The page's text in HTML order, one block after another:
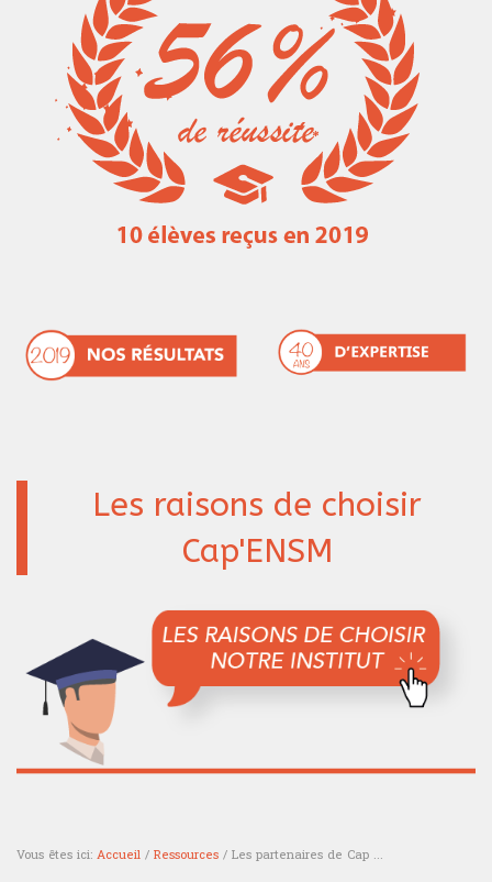
Résultats concours ENSM 2016-2017
Résultat concours ENSM 2017-2018
Liens utiles
Ressources mathématiques
Les raisons de choisir
Cap'ENSM
Vous êtes ici: Accueil / Ressources / Les partenaires de Cap ...